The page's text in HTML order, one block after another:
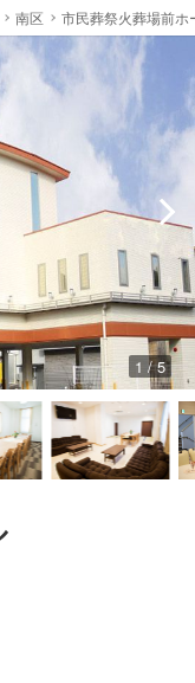
南区 市民葬祭火葬場前ホ
1 / 5